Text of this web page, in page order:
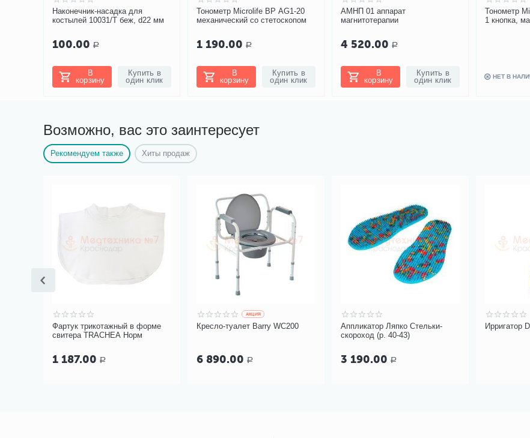
Наконечник-насадка для
костылей 10031/Т беж, d22 мм
100.00 Р
В
корзину
Купить в
один клик
Тонометр Microlife BP AG1-20
механический со стетоскопом
1 190.00 Р
В
корзину
Купить в
один клик
АМНП 01 аппарат
магнитотерапии
4 520.00 Р
В
корзину
Купить в
один клик
Тонометр
1 кнопка,
НЕТ В
Возможно, вас это заинтересует
Рекомендуем также Хиты продаж
Фартук трикотажный в форме
свитера TRACHEA Норм
1 187.00 Р
AКЦИЯ
Кресло-туалет Barry WC200
6 890.00 Р
Аппликатор Ляпко Стельки-
скороход (р. 40-43)
3 190.00 Р
Ирригатор